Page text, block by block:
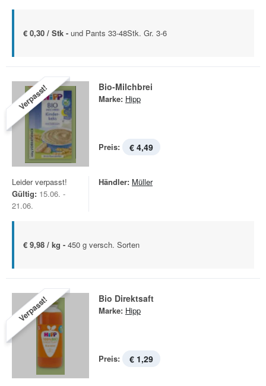
€ 0,30 / Stk - und Pants 33-48Stk. Gr. 3-6
Verpasst! Bio-Milchbrei
Marke: Hipp
Preis: € 4,49
Leider verpasst!
Gültig: 15.06. -
21.06.
Händler: Müller
€ 9,98 / kg - 450 g versch. Sorten
Verpasst! Bio Direktsaft
Marke: Hipp
Preis: € 1,29